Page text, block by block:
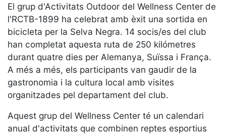
Comissions
i comités
Estructura
executiva
Fundació
Serveis
Instal·lacions
Freqüents
(FAQs)
El grup d'Activitats Outdoor del Wellness Center de
l'RCTB-1899 ha celebrat amb èxit una sortida en
bicicleta per la Selva Negra. 14 socis/es del club
han completat aquesta ruta de 250 kilómetres
durant quatre dies per Alemanya, Suïssa i França.
A més a més, els participants van gaudir de la
gastronomia i la cultura local amb visites
organitzades pel departament del club.
Aquest grup del Wellness Center té un calendari
anual d'activitats que combinen reptes esportius